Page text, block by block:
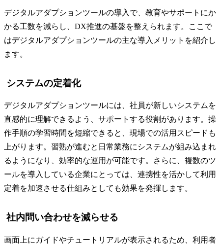
デジタルアダプションツールの導入で、教育やサポートにか
かる工数を減らし、DX推進の基盤を整えられます。ここで
はデジタルアダプションツールの主な導入メリットを紹介し
ます。
システムの定着化
デジタルアダプションツールには、社員が新しいシステムを
直感的に理解できるよう、サポートする役割があります。操
作手順の学習時間を短縮できると、現場での活用スピードも
上がります。習熟が進むと日常業務にシステムが組み込まれ
るようになり、効率的な運用が可能です。さらに、複数のツ
ールを導入している企業にとっては、連携性を活かして利用
定着を加速させる仕組みとしても効果を発揮します。
社内問い合わせを減らせる
画面上にガイドやチュートリアルが表示されるため、利用者